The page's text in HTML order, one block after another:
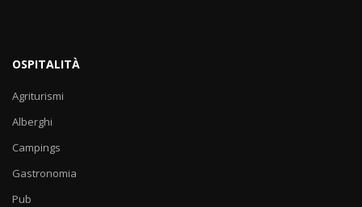
OSPITALITÀ
Agriturismi
Alberghi
Campings
Gastronomia
Pub